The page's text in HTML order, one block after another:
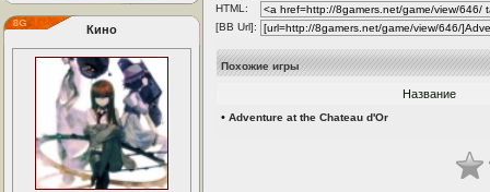
Кино
HTML:
[BB Url]:
Похожие игры
Название
• Adventure at the Chateau d'Or